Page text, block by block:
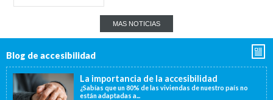
MAS NOTICIAS
Blog de accesibilidad
La importancia de la accesibilidad
¿Sabías que un 80% de las viviendas de nuestro país no
están adaptadas a...